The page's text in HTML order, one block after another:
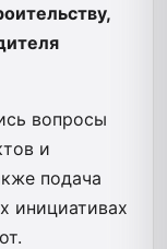
вопросы
и
подача
инициативах